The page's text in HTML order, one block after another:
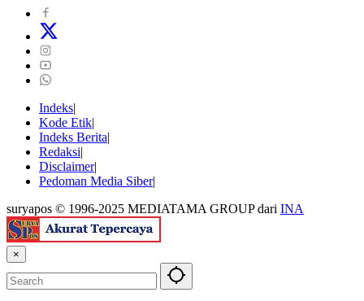
Indeks
Kode Etik
Indeks Berita
Redaksi
Disclaimer
Pedoman Media Siber
suryapos © 1996-2025 MEDIATAMA GROUP dari INA
×